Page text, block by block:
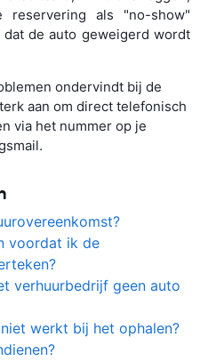
als "no-show"
de auto geweigerd wordt
ondervindt bij de
aan om direct telefonisch
via het nummer op je
voordat ik de
verhuurbedrijf geen auto
werkt bij het ophalen?